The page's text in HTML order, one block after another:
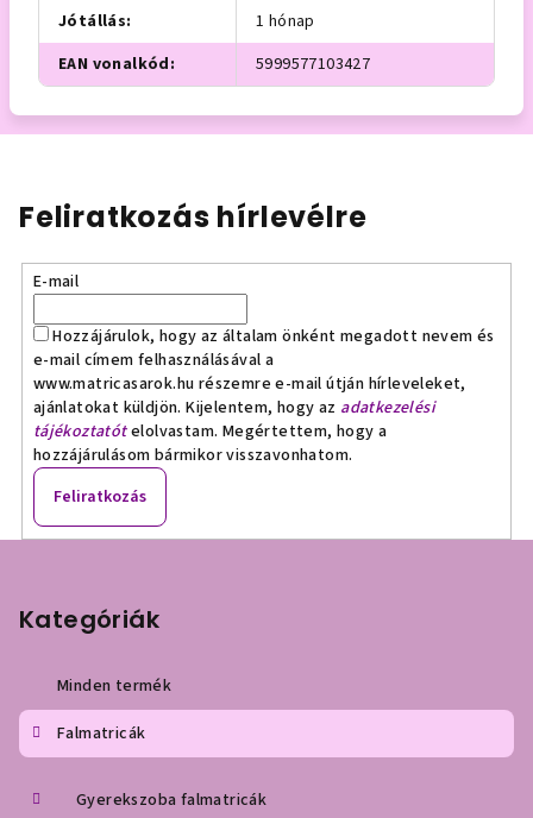
Jótállás:
1 hónap
EAN vonalkód: 5999577103427
Feliratkozás hírlevélre
E-mail
Hozzájárulok, hogy az általam önként megadott nevem és
e-mail címem felhasználásával a
www.matricasarok.hu részemre e-mail útján hírleveleket,
ajánlatokat küldjön. Kijelentem, hogy az adatkezelési
tájékoztatótelolvastam. Megértettem, hogy a
hozzájárulásom bármikor visszavonhatom.
Feliratkozás
Kategóriák
Minden termék
Falmatricák
Gyerekszoba falmatricák